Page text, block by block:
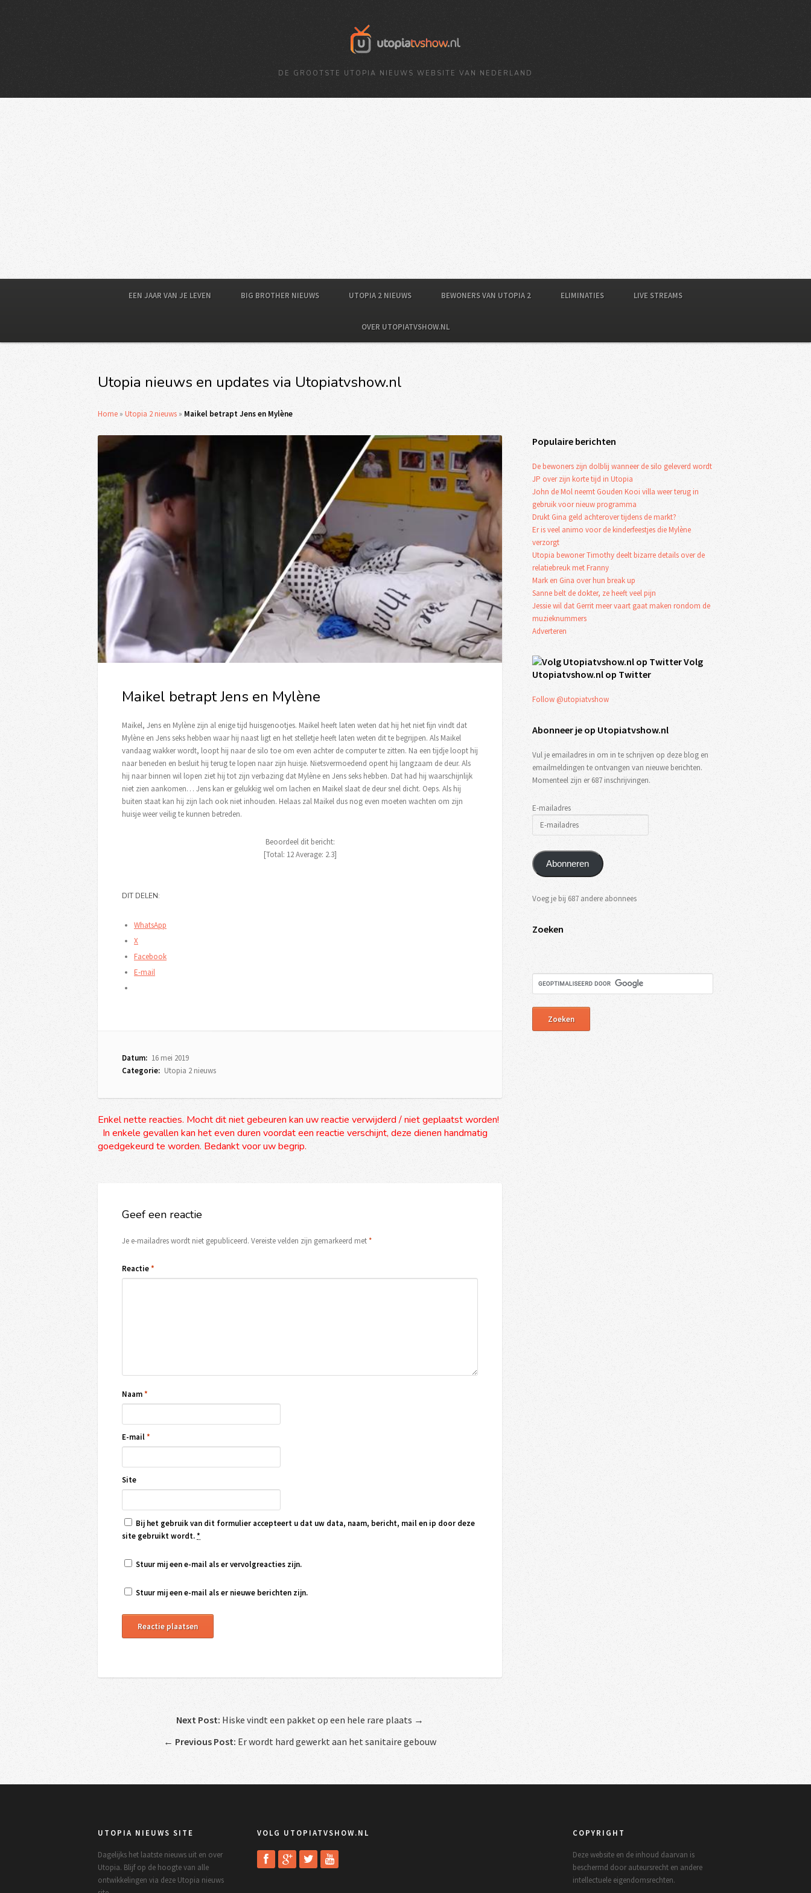
DE GROOTSTE UTOPIA NIEUWS WEBSITE VAN NEDERLAND
EEN JAAR VAN JE LEVEN BIG BROTHER NIEUWS UTOPIA 2 NIEUWS BEWONERS VAN UTOPIA 2 ELIMINATIES LIVE STREAMS
OVER UTOPIATVSHOW.NL
Utopia nieuws en updates via Utopiatvshow.nl
Home » Utopia 2 nieuws » Maikel betrapt Jens en Mylène
Maikel betrapt Jens en Mylène
Maikel, Jens en Mylène zijn al enige tijd huisgenootjes. Maikel heeft laten weten dat hij het niet fijn vindt dat
Mylène en Jens seks hebben waar hij naast ligt en het stelletje heeft laten weten dit te begrijpen. Als Maikel
vandaag wakker wordt, loopt hij naar de silo toe om even achter de computer te zitten. Na een tijdje loopt hij
naar beneden en besluit hij terug te lopen naar zijn huisje. Nietsvermoedend opent hij langzaam de deur. Als
hij naar binnen wil lopen ziet hij tot zijn verbazing dat Mylène en Jens seks hebben. Dat had hij waarschijnlijk
niet zien aankomen… Jens kan er gelukkig wel om lachen en Maikel slaat de deur snel dicht. Oeps. Als hij
buiten staat kan hij zijn lach ook niet inhouden. Helaas zal Maikel dus nog even moeten wachten om zijn
huisje weer veilig te kunnen betreden.
Beoordeel dit bericht:
[Total: 12Average: 2.3]
DIT DELEN:
WhatsApp
X
Facebook
E-mail
Datum: 16 mei 2019
Categorie: Utopia 2 nieuws
Enkel nette reacties. Mocht dit niet gebeuren kan uw reactie verwijderd / niet geplaatst worden!
In enkele gevallen kan het even duren voordat een reactie verschijnt, deze dienen handmatig
goedgekeurd te worden. Bedankt voor uw begrip.
Geef een reactie
Je e-mailadres wordt niet gepubliceerd. Vereiste velden zijn gemarkeerd met*
Reactie*
Naam*
E-mail*
Site
Bij het gebruik van dit formulier accepteert u dat uw data, naam, bericht, mail en ip door deze
site gebruikt wordt.*
Stuur mij een e-mail als er vervolgreacties zijn.
Stuur mij een e-mail als er nieuwe berichten zijn.
Next Post: Hiske vindt een pakket op een hele rare plaats →
← Previous Post: Er wordt hard gewerkt aan het sanitaire gebouw
Populaire berichten
De bewoners zijn dolblij wanneer de silo geleverd wordt
JP over zijn korte tijd in Utopia
John de Mol neemt Gouden Kooi villa weer terug in
gebruik voor nieuw programma
Drukt Gina geld achterover tijdens de markt?
Er is veel animo voor de kinderfeestjes die Mylène
verzorgt
Utopia bewoner Timothy deelt bizarre details over de
relatiebreuk met Franny
Mark en Gina over hun break up
Sanne belt de dokter, ze heeft veel pijn
Jessie wil dat Gerrit meer vaart gaat maken rondom de
muzieknummers
Adverteren
Volg
Utopiatvshow.nl op Twitter
Follow @utopiatvshow
Abonneer je op Utopiatvshow.nl
Vul je emailadres in om in te schrijven op deze blog en
emailmeldingen te ontvangen van nieuwe berichten.
Momenteel zijn er 687 inschrijvingen.
E-mailadres
Abonneren
Voeg je bij 687 andere abonnees
Zoeken
UTOPIA NIEUWS SITE
Dagelijks het laatste nieuws uit en over
Utopia. Blijf op de hoogte van alle
ontwikkelingen via deze Utopia nieuws
VOLG UTOPIATVSHOW.NL COPYRIGHT
Deze website en de inhoud daarvan is
beschermd door auteursrecht en andere
intellectuele eigendomsrechten.